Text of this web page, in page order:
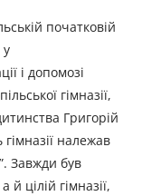
початковій
і допомозі
гімназії,
Григорій
належав
Завжди був
цілій гімназії,